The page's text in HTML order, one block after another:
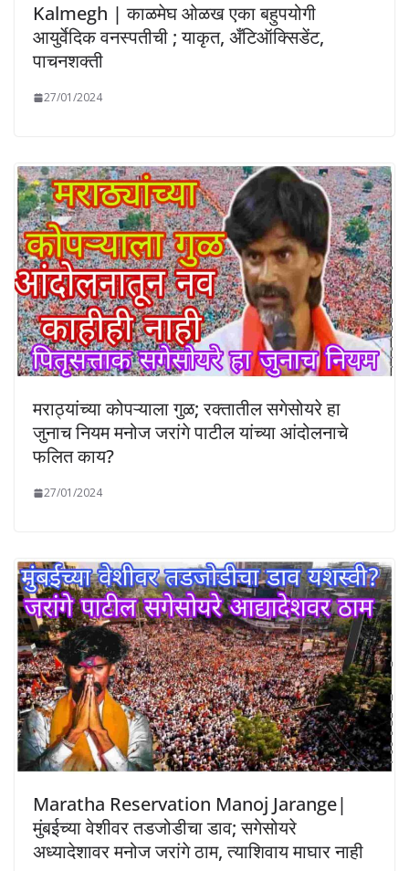
Kalmegh | काळमेघ ओळख एका बहुपयोगी
आयुर्वेदिक वनस्पतीची ; याकृत, अँटिऑक्सिडेंट,
पाचनशक्ती
27/01/2024
मराठ्यांच्या कोपऱ्याला गुळ; रक्तातील सगेसोयरे हा
जुनाच नियम मनोज जरांगे पाटील यांच्या आंदोलनाचे
फलित काय?
27/01/2024
Maratha Reservation Manoj Jarange|
मुंबईच्या वेशीवर तडजोडीचा डाव; सगेसोयरे
अध्यादेशावर मनोज जरांगे ठाम, त्याशिवाय माघार नाही